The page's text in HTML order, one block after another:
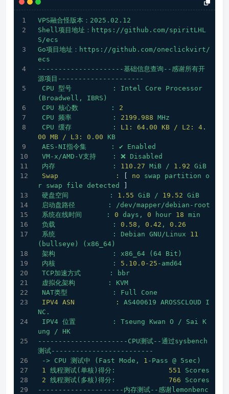
VPS融合怪版本：2025.02.12
Shell项目地址：https://github.com/spiritLHL
S/ecs
Go项目地址：https://github.com/oneclickvirt/
ecs
---------------------基础信息查询--感谢所有开
源项目---------------------
CPU 型号 : Intel Core
Processor
(Broadwell,
IBRS)
CPU 核心数 :
2
CPU 频率 : 2199.988 MHz
CPU 缓存 :
L1: 64.00 KB / L2: 4.
00 MB / L3:
0.00
KB
AES-NI指令集
: ✔ Enabled
VM-x/AMD-V支持
: ❌ Disabled
内存
: 110.27 MiB / 1.92 GiB
Swap              :
no swap partition
o
r swap file detected
硬盘空间
: 1.55 GiB / 19.52 GiB
启动盘路径
:
/dev/mapper/debian-root
系统在线时间
: 0 days, 0 hour 18 min
负载
: 0.58 , 0.42 ,
0.26
系统
: Debian GNU/Linux
11
(bullseye)
(x86_64)
架构
: x86_64 (64 Bit)
内核
: 5.10 .0 -25 -amd64
TCP加速方式
:
bbr
虚拟化架构
:
KVM
NAT类型
: Full
Cone
IPV4 ASN          :
AS400619 AROSSCLOUD
I
NC.
IPV4 位置 : Tseung Kwan O / Sai
K
ung
/
HK
----------------------CPU测试--通过sysbench
测试-------------------------
->
CPU 测试中 (Fast Mode, 1 -Pass @ 5sec)
1
线程测试(单核)得分: 551
Scores
2 线程测试(多核)得分: 766
Scores
---------------------内存测试--感谢lemonbenc